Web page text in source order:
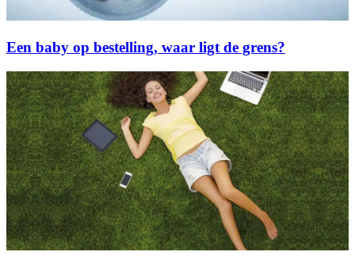
Een baby op bestelling, waar ligt de grens?